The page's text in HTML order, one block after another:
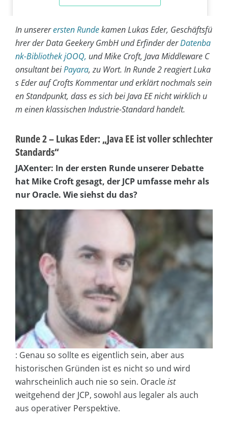
In unsererersten Rundekamen Lukas Eder, Geschäftsfü
hrer der Data Geekery GmbH und Erfinder derDatenba
nk-Bibliothek jOOQ, und Mike Croft, Java Middleware C
onsultant beiPayara, zu Wort. In Runde 2 reagiert Luka
s Eder auf Crofts Kommentar und erklärt nochmals sein
en Standpunkt, dass es sich bei Java EE nicht wirklich u
m einen klassischen Industrie-Standard handelt.
Runde 2 – Lukas Eder: „Java EE ist voller schlechter
Standards“
JAXenter: In der ersten Runde unserer Debatte
hat Mike Croft gesagt, der JCP umfasse mehr als
nur Oracle. Wie siehst du das?
: Genau so sollte es eigentlich sein, aber aus
historischen Gründen ist es nicht so und wird
wahrscheinlich auch nie so sein. Oracleist
weitgehend der JCP, sowohl aus legaler als auch
aus operativer Perspektive.